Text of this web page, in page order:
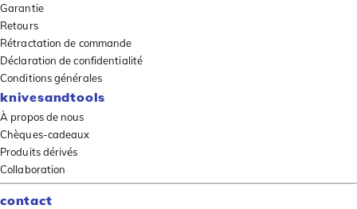
Garantie
Retours
Rétractation de commande
Déclaration de confidentialité
Conditions générales
knivesandtools
À propos de nous
Chèques-cadeaux
Produits dérivés
Collaboration
contact